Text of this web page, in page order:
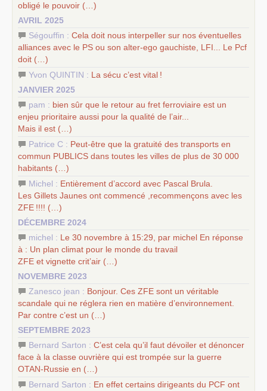
obligé le pouvoir (…)
AVRIL 2025
Ségouffin : Cela doit nous interpeller sur nos éventuelles
alliances avec le PS ou son alter-ego gauchiste, LFI ... Le Pcf
doit (…)
Yvon QUINTIN : La sécu c’est vital !
JANVIER 2025
pam : bien sûr que le retour au fret ferroviaire est un
enjeu prioritaire aussi pour la qualité de l’air...
Mais il est (…)
Patrice C : Peut-être que la gratuité des transports en
commun PUBLICS dans toutes les villes de plus de 30 000
habitants (…)
Michel : Entièrement d’accord avec Pascal Brula.
Les Gillets Jaunes ont commencé ,recommençons avec les
ZFE !!!! (…)
DÉCEMBRE 2024
michel : Le 30 novembre à 15:29, par michel En réponse
à : Un plan climat pour le monde du travail
ZFE et vignette crit’air (…)
NOVEMBRE 2023
Zanesco jean : Bonjour. Ces ZFE sont un véritable
scandale qui ne réglera rien en matière d’environnement.
Par contre c’est un (…)
SEPTEMBRE 2023
Bernard Sarton : C’est cela qu’il faut dévoiler et dénoncer
face à la classe ouvrière qui est trompée sur la guerre
OTAN-Russie en (…)
Bernard Sarton : En effet certains dirigeants du PCF ont